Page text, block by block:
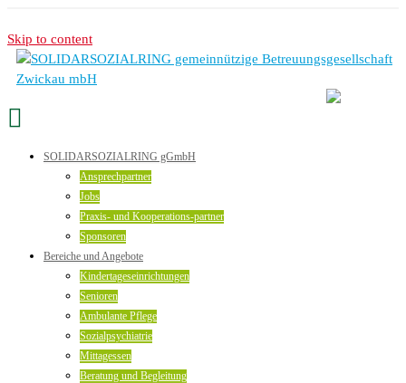
Skip to content
SOLIDARSOZIALRING gGmbH
Ansprechpartner
Jobs
Praxis- und Kooperations-partner
Sponsoren
Bereiche und Angebote
Kindertageseinrichtungen
Senioren
Ambulante Pflege
Sozialpsychiatrie
Mittagessen
Beratung und Begleitung